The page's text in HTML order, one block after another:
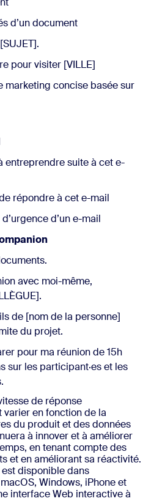
d’un document
pour visiter [VILLE]
marketing concise basée sur
entreprendre suite à cet e-
répondre à cet e-mail
d’un e-mail
avec moi-même,
de [nom de la personne]
du projet.
pour ma réunion de 15h
sur les participant·es et les
de réponse
varier en fonction de la
du produit et des données
à innover et à améliorer
en tenant compte des
et en améliorant sa réactivité.
disponible dans
Windows, iPhone et
interface Web interactive à